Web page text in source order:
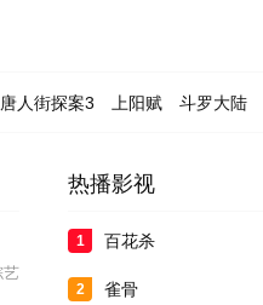
唐人街探案3 上阳赋 斗罗大陆
艺
热播影视
1 百花杀
2 雀骨